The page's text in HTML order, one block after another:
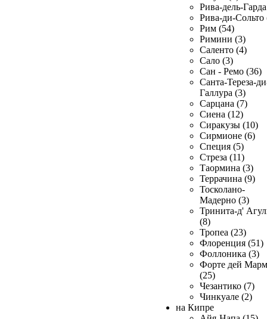
Рива-дель-
Рива-ди-Сольто
Рим (54)
Римини (3)
Саленто (4)
Сало (3)
Сан - Ремо (36)
Санта-Тереза-
Галлура (3)
Сарцана (7)
Сиена (12)
Сиракузы (10)
Сирмионе (6)
Специя (5)
Стреза (11)
Таормина (3)
Террачина (9)
Тосколано-
Мадерно (3)
Тринита-д'
(8)
Тропеа (23)
Флоренция (51)
Фоллоника (3)
Форте дей
(25)
Чезантико (7)
Чинкуале (2)
на Кипре